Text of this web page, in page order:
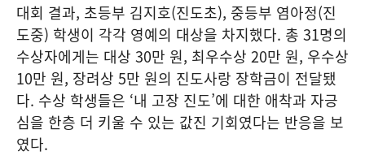
대회 결과, 초등부 김지호(진도초), 중등부 염아정(진
도중) 학생이 각각 영예의 대상을 차지했다. 총 31명의
수상자에게는 대상 30만 원, 최우수상 20만 원, 우수상
10만 원, 장려상 5만 원의 진도사랑 장학금이 전달됐
다. 수상 학생들은 ‘내 고장 진도’에 대한 애착과 자긍
심을 한층 더 키울 수 있는 값진 기회였다는 반응을 보
였다.